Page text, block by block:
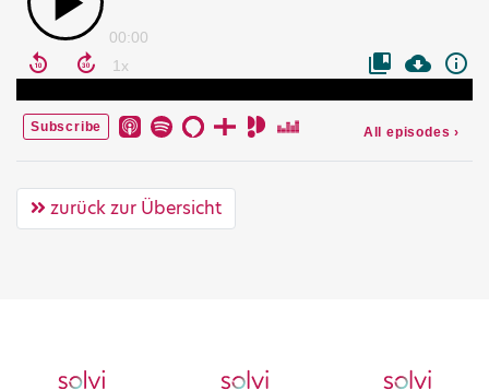
zurück zur Übersicht